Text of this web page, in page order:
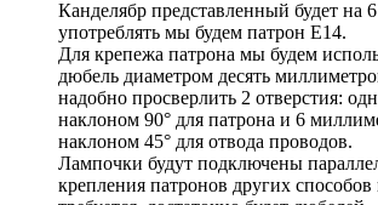
Канделябр представленный будет на
употреблять мы будем патрон Е14.
Для крепежа патрона мы будем
дюбель диаметром десять
надобно просверлить 2 отверстия:
наклоном 90° для патрона и 6
наклоном 45° для отвода проводов.
Лампочки будут подключены
крепления патронов других